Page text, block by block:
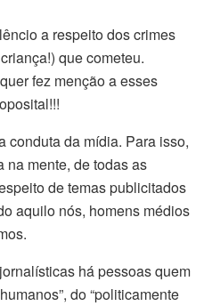
a respeito dos crimes
que cometeu.
fez menção a esses
conduta da mídia. Para isso,
na mente, de todas as
de temas publicitados
aquilo nós, homens médios
há pessoas quem
do “politicamente